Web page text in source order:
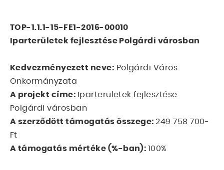
TOP-1.1.1-15-FE1-2016-00010
Iparterületek fejlesztése Polgárdi városban
Kedvezményezett neve: Polgárdi Város
Önkormányzata
A projekt címe: Iparterületek fejlesztése
Polgárdi városban
A szerződött támogatás összege: 249 758 700-
Ft
A támogatás mértéke (%-ban): 100%